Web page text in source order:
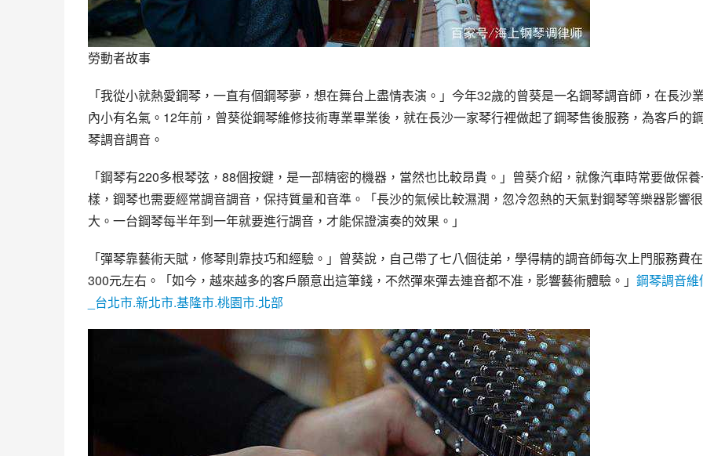
勞動者故事
「我從小就熱愛鋼琴，一直有個鋼琴夢，想在舞台上盡情表演。」今年32歲的曾葵是一名鋼琴調音師，在長沙業
內小有名氣。12年前，曾葵從鋼琴維修技術專業畢業後，就在長沙一家琴行裡做起了鋼琴售後服務，為客戶的鋼
琴調音調音。
「鋼琴有220多根琴弦，88個按鍵，是一部精密的機器，當然也比較昂貴。」曾葵介紹，就像汽車時常要做保
樣，鋼琴也需要經常調音調音，保持質量和音準。「長沙的氣候比較濕潤，忽冷忽熱的天氣對鋼琴等樂器影響很
大。一台鋼琴每半年到一年就要進行調音，才能保證演奏的效果。」
「彈琴靠藝術天賦，修琴則靠技巧和經驗。」曾葵說，自己帶了七八個徒弟，學得精的調音師每次上門服務費在
300元左右。「如今，越來越多的客戶願意出這筆錢，不然彈來彈去連音都不准，影響藝術體驗。」 鋼琴調音維
_台北市.新北市.基隆市.桃園市.北部